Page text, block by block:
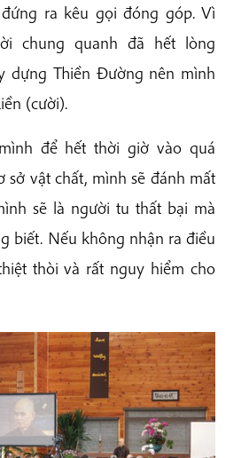
ra kêu gọi đóng góp. Vì
chung quanh đã hết lòng
dựng Thiền Đường nên mình
(cười).
để hết thời giờ vào quá
sở vật chất, mình sẽ đánh mất
sẽ là người tu thất bại mà
biết. Nếu không nhận ra điều
thòi và rất nguy hiểm cho